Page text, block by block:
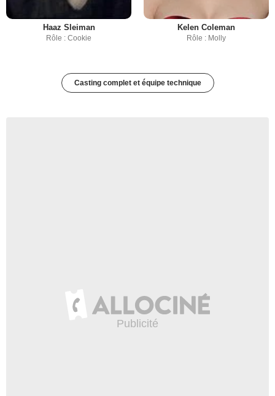
Haaz Sleiman
Rôle : Cookie
Kelen Coleman
Rôle : Molly
Casting complet et équipe technique